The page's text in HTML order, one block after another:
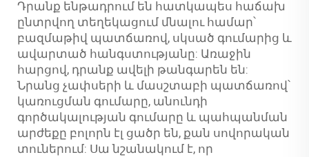
Դրանք ենթադրում են հատկապես հաճախ
ընտրվող տեղեկացում մնալու համար՝
բազմաթիվ պատճառով, սկսած գումարից և
ավարտած հանգստությանը: Առաջին
հարցով, դրանք ավելի թանգարեն են:
Նրանց չափսերի և մասշտաբի պատճառով՝
կառուցման գումարը, անունդի
գործակալության գումարը և պահպանման
արժեքը բոլորն էլ ցածր են, քան սովորական
տուներում: Սա նշանակում է, որ